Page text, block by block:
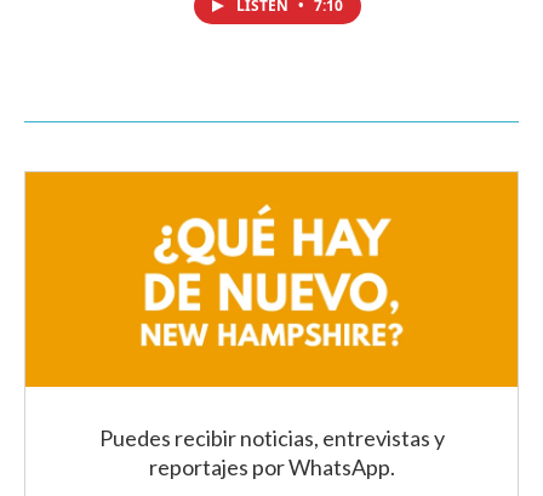
LISTEN • 7:10
Puedes recibir noticias, entrevistas y
reportajes por WhatsApp.